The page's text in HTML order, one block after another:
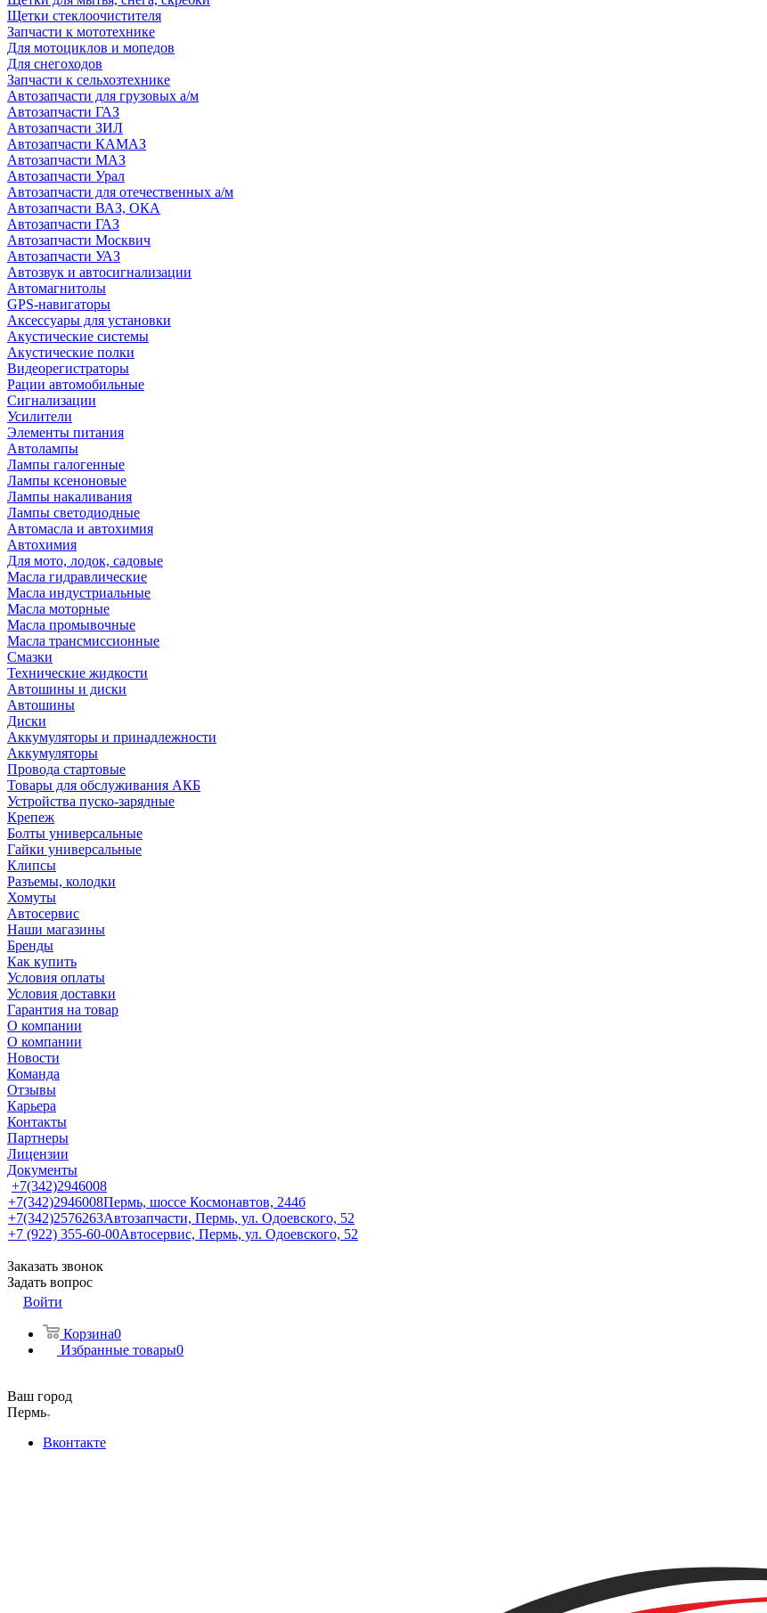
Щетки стеклоочистителя
Запчасти к мототехнике
Для мотоциклов и мопедов
Для снегоходов
Запчасти к сельхозтехнике
Автозапчасти для грузовых а/м
Автозапчасти ГАЗ
Автозапчасти ЗИЛ
Автозапчасти КАМАЗ
Автозапчасти МАЗ
Автозапчасти Урал
Автозапчасти для отечественных а/м
Автозапчасти ВАЗ, ОКА
Автозапчасти ГАЗ
Автозапчасти Москвич
Автозапчасти УАЗ
Автозвук и автосигнализации
Автомагнитолы
GPS-навигаторы
Аксессуары для установки
Акустические системы
Акустические полки
Видеорегистраторы
Рации автомобильные
Сигнализации
Усилители
Элементы питания
Автолампы
Лампы галогенные
Лампы ксеноновые
Лампы накаливания
Лампы светодиодные
Автомасла и автохимия
Автохимия
Для мото, лодок, садовые
Масла гидравлические
Масла индустриальные
Масла моторные
Масла промывочные
Масла трансмиссионные
Смазки
Технические жидкости
Автошины и диски
Автошины
Диски
Аккумуляторы и принадлежности
Аккумуляторы
Провода стартовые
Товары для обслуживания АКБ
Устройства пуско-зарядные
Крепеж
Болты универсальные
Гайки универсальные
Клипсы
Разъемы, колодки
Хомуты
Автосервис
Наши магазины
Бренды
Как купить
Условия оплаты
Условия доставки
Гарантия на товар
О компании
О компании
Новости
Команда
Отзывы
Карьера
Контакты
Партнеры
Лицензии
Документы
+7(342)2946008
+7(342)2946008Пермь, шоссе Космонавтов, 244б
+7(342)2576263Автозапчасти, Пермь, ул. Одоевского, 52
+7 (922) 355-60-00Автосервис, Пермь, ул. Одоевского, 52
Заказать звонок
Задать вопрос
Войти
Корзина0
Избранные товары0
Ваш город
Пермь
Вконтакте